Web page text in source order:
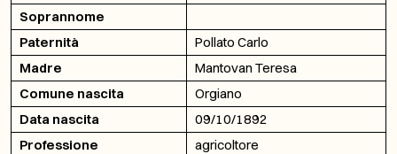
Soprannome
Paternità
Pollato Carlo
Madre
Mantovan Teresa
Comune nascita
Orgiano
Data nascita
09/10/1892
Professione
agricoltore